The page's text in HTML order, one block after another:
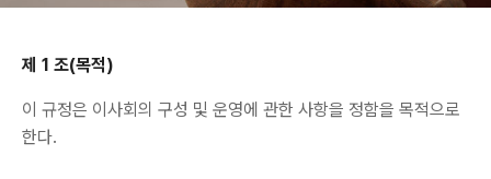
제 1 조(목적)
이 규정은 이사회의 구성 및 운영에 관한 사항을 정함을 목적으로
한다.